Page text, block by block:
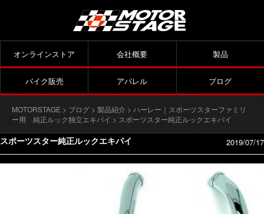
オンラインストア 会社概要 製品
バイク販売 アパレル ブログ
MOTORSTAGE > ブログ > 製品紹介 > ハーレー｜スポーツスターファミリ
ー用 純正ルック独立エキパイ > スポーツスター純正ルックエキパイ
スポーツスター純正ルックエキパイ 2019/07/17